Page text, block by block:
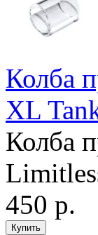
Колба
XL
Колба
450 р.